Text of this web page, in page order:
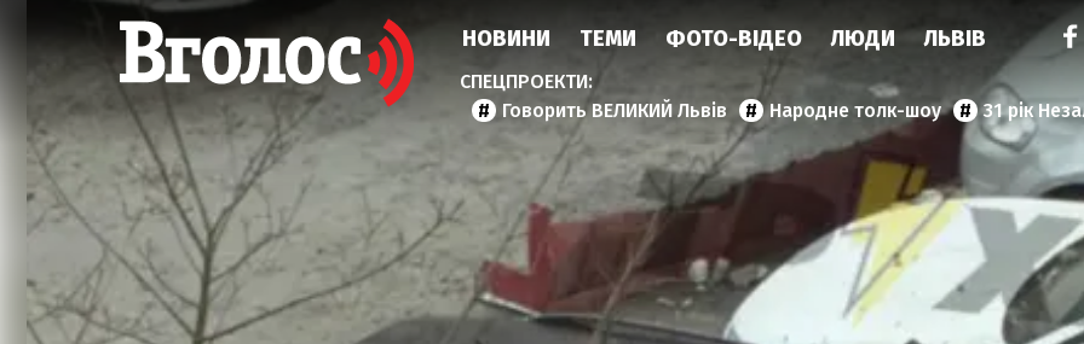
НОВИНИ ТЕМИ ФОТО-ВІДЕО ЛЮДИ ЛЬВІВ
Говорить ВЕЛИКИЙ Львів Народне толк-шоу 31 рік